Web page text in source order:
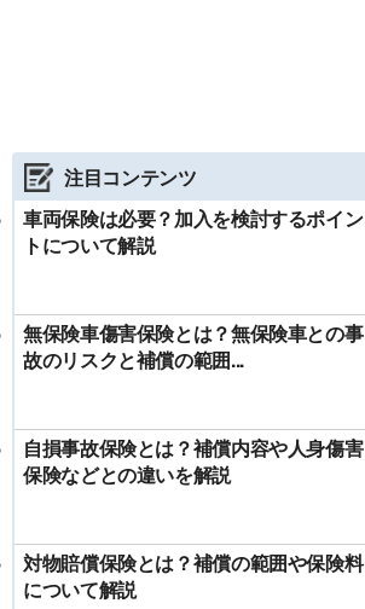
注目コンテンツ
車両保険は必要？加入を検討するポイン
トについて解説
無保険車傷害保険とは？無保険車との事
故のリスクと補償の範囲...
自損事故保険とは？補償内容や人身傷害
保険などとの違いを解説
対物賠償保険とは？補償の範囲や保険料
について解説